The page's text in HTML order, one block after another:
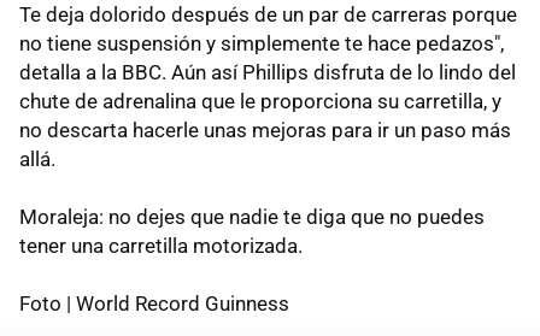
Te deja dolorido después de un par de carreras porque
no tiene suspensión y simplemente te hace pedazos",
detalla a la BBC. Aún así Phillips disfruta de lo lindo del
chute de adrenalina que le proporciona su carretilla, y
no descarta hacerle unas mejoras para ir un paso más
allá.
Moraleja: no dejes que nadie te diga que no puedes
tener una carretilla motorizada.
Foto | World Record Guinness